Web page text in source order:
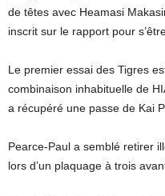
de têtes avec Heamasi
inscrit sur le rapport pour
Le premier essai des Tigres
combinaison inhabituelle de
a récupéré une passe de Kai
Pearce-Paul a semblé retirer
lors d’un plaquage à trois